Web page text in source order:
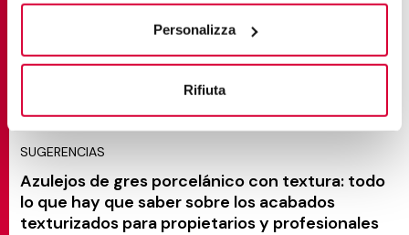
Personalizza
Rifiuta
SUGERENCIAS
Azulejos de gres porcelánico con textura: todo
lo que hay que saber sobre los acabados
texturizados para propietarios y profesionales